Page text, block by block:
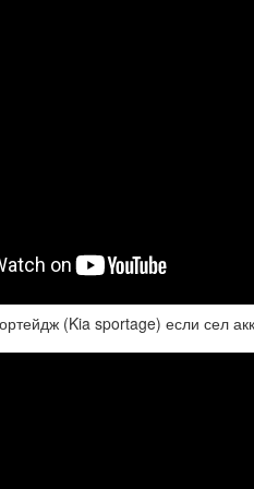
(Kia sportage) если сел